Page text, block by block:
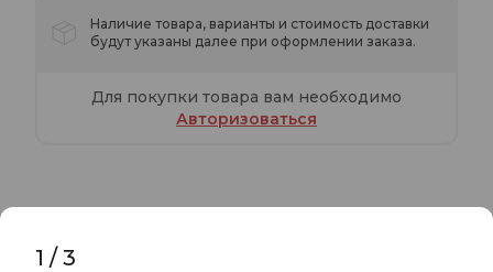
Наличие товара, варианты и стоимость доставки
будут указаны далее при оформлении заказа.
Для покупки товара вам необходимо
Авторизоваться
1 /3